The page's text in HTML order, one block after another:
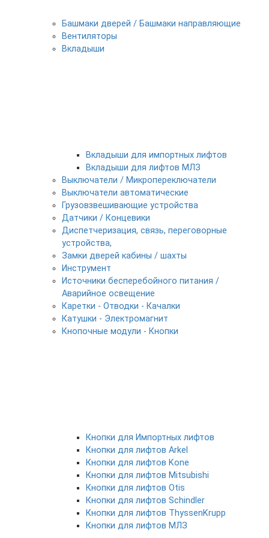
Башмаки дверей / Башмаки направляющие
Вентиляторы
Вкладыши
Вкладыши для импортных лифтов
Вкладыши для лифтов МЛЗ
Выключатели / Микропереключатели
Выключатели автоматические
Грузовзвешивающие устройства
Датчики / Концевики
Диспетчеризация, связь, переговорные
устройства,
Замки дверей кабины / шахты
Инструмент
Источники бесперебойного питания /
Аварийное освещение
Каретки - Отводки - Качалки
Катушки - Электромагнит
Кнопочные модули - Кнопки
Кнопки для Импортных лифтов
Кнопки для лифтов Arkel
Кнопки для лифтов Kone
Кнопки для лифтов Mitsubishi
Кнопки для лифтов Otis
Кнопки для лифтов Schindler
Кнопки для лифтов ThyssenKrupp
Кнопки для лифтов МЛЗ